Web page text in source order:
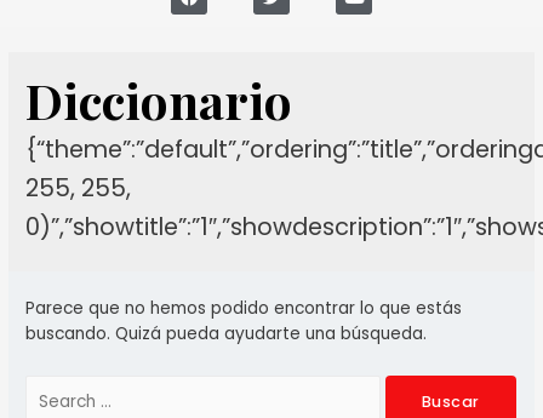
Diccionario
255, 255,
Parece que no hemos podido encontrar lo que estás
buscando. Quizá pueda ayudarte una búsqueda.